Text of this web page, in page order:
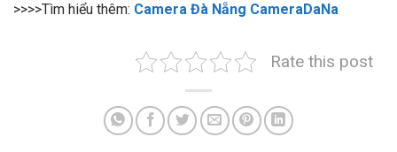
>>>>Tìm hiểu thêm: Camera Đà Nẵng CameraDaNa
Rate this post